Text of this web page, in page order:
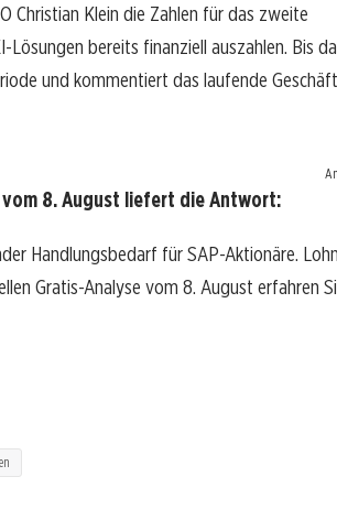
Christian Klein die Zahlen für das zweite
bereits finanziell auszahlen. Bis
und kommentiert das laufende Geschäft
vom 8. August liefert die Antwort:
Handlungsbedarf für SAP-Aktionäre.
Gratis-Analyse vom 8. August erfahren